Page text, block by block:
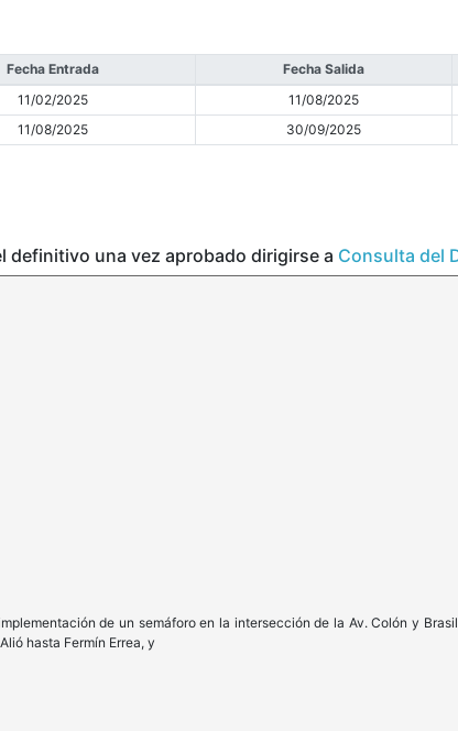
Fecha Entrada Fecha Salida
11/02/2025 11/08/2025
11/08/2025 30/09/2025
definitivo una vez aprobado dirigirse a Consulta del
de un semáforo en la intersección de la Av. Colón y
hasta Fermín Errea, y